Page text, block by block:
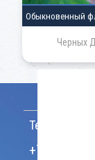
Обыкновенный
Черных
Телефон:
+7 (906)